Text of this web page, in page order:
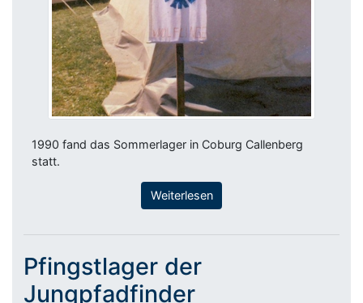
1990 fand das Sommerlager in Coburg Callenberg
statt.
Weiterlesen
Pfingstlager der
Jungpfadfinder